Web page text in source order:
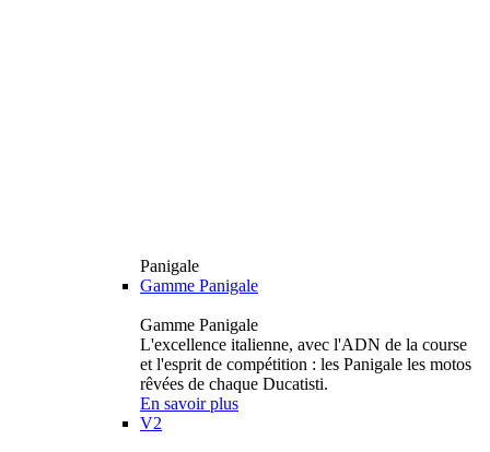
Panigale
Gamme Panigale
Gamme Panigale
L'excellence italienne, avec l'ADN de la course
et l'esprit de compétition : les Panigale les motos
rêvées de chaque Ducatisti.
En savoir plus
V2